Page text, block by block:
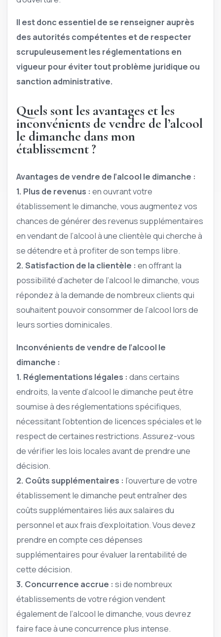
Il est donc essentiel de se renseigner auprès
des autorités compétentes et de respecter
scrupuleusement les réglementations en
vigueur pour éviter tout problème juridique ou
sanction administrative.
Quels sont les avantages et les
inconvénients de vendre de l’alcool
le dimanche dans mon
établissement ?
Avantages de vendre de l’alcool le dimanche :
1. Plus de revenus : en ouvrant votre
établissement le dimanche, vous augmentez vos
chances de générer des revenus supplémentaires
en vendant de l’alcool à une clientèle qui cherche à
se détendre et à profiter de son temps libre.
2. Satisfaction de la clientèle : en offrant la
possibilité d’acheter de l’alcool le dimanche, vous
répondez à la demande de nombreux clients qui
souhaitent pouvoir consommer de l’alcool lors de
leurs sorties dominicales.
Inconvénients de vendre de l’alcool le
dimanche :
1. Réglementations légales : dans certains
endroits, la vente d’alcool le dimanche peut être
soumise à des réglementations spécifiques,
nécessitant l’obtention de licences spéciales et le
respect de certaines restrictions. Assurez-vous
de vérifier les lois locales avant de prendre une
décision.
2. Coûts supplémentaires : l’ouverture de votre
établissement le dimanche peut entraîner des
coûts supplémentaires liés aux salaires du
personnel et aux frais d’exploitation. Vous devez
prendre en compte ces dépenses
supplémentaires pour évaluer la rentabilité de
cette décision.
3. Concurrence accrue : si de nombreux
établissements de votre région vendent
également de l’alcool le dimanche, vous devrez
faire face à une concurrence plus intense.